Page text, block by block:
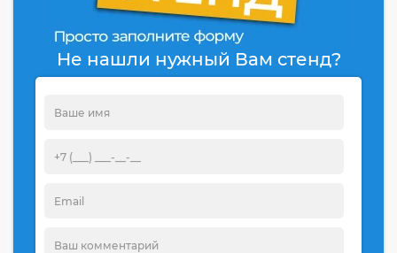
Не нашли нужный Вам стенд?